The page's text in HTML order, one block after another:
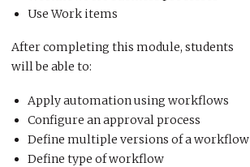
Use Work items
After completing this module, students
will be able to:
Apply automation using workflows
Configure an approval process
Define multiple versions of a workflow
Define type of workflow